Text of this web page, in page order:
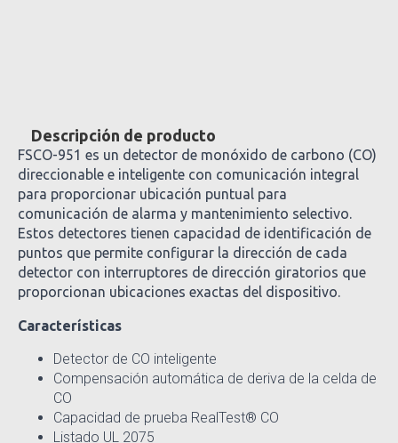
Descripción de producto
FSCO-951 es un detector de monóxido de carbono (CO)
direccionable e inteligente con comunicación integral
para proporcionar ubicación puntual para
comunicación de alarma y mantenimiento selectivo.
Estos detectores tienen capacidad de identificación de
puntos que permite configurar la dirección de cada
detector con interruptores de dirección giratorios que
proporcionan ubicaciones exactas del dispositivo.
Características
Detector de CO inteligente
Compensación automática de deriva de la celda de
CO
Capacidad de prueba RealTest® CO
Listado UL 2075